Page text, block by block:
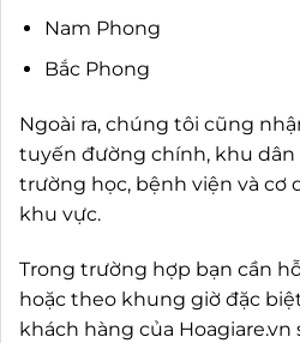
Nam Phong
Bắc Phong
Ngoài ra, chúng tôi cũng
tuyến đường chính, khu
trường học, bệnh viện và cơ
khu vực.
Trong trường hợp bạn cần
hoặc theo khung giờ đặc
khách hàng của